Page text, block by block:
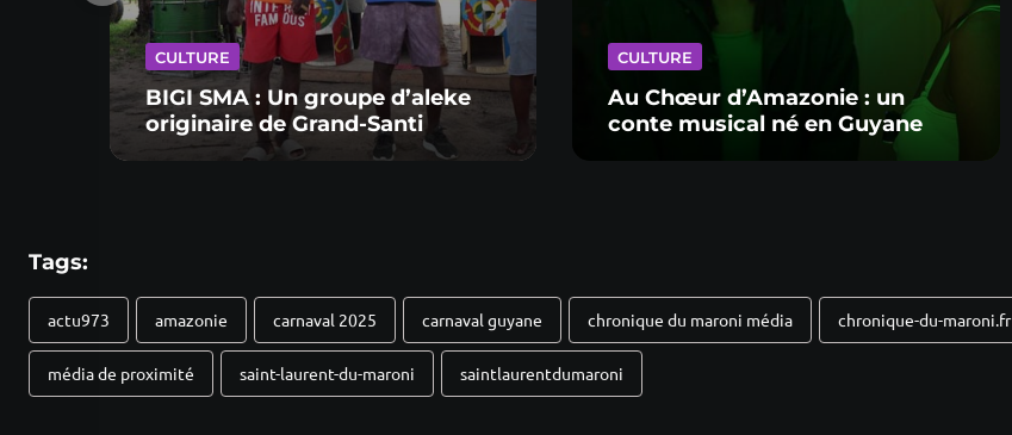
CULTURE
BIGI SMA : Un groupe d’aleke
originaire de Grand-Santi
CULTURE
Au Chœur d’Amazonie : un
conte musical né en Guyane
Tags:
actu973 amazonie carnaval 2025 carnaval guyane chronique du maroni média chronique-du-maroni.fr
média de proximité saint-laurent-du-maroni saintlaurentdumaroni